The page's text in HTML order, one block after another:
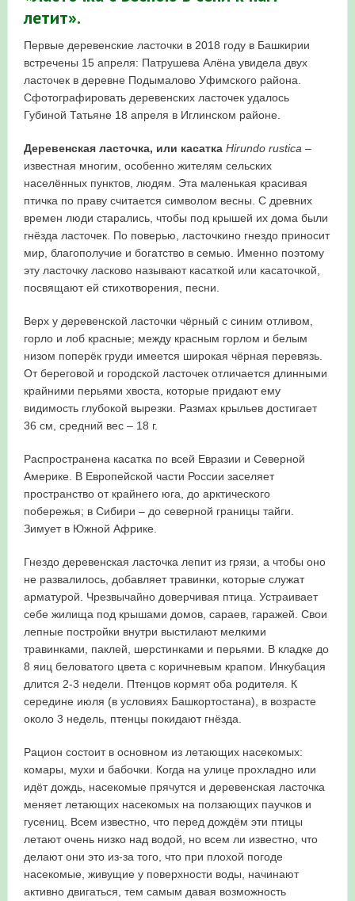
в Республике Башкортостан в 2026 году
летит».
Первые деревенские ласточки в 2018 году в Башкирии
встречены 15 апреля: Патрушева Алёна увидела двух
ласточек в деревне Подымалово Уфимского района.
Сфотографировать деревенских ласточек удалось
Губиной Татьяне 18 апреля в Иглинском районе.
Деревенская ласточка, или касатка Hirundo rustica –
известная многим, особенно жителям сельских
населённых пунктов, людям. Эта маленькая красивая
птичка по праву считается символом весны. С древних
времен люди старались, чтобы под крышей их дома были
гнёзда ласточек. По поверью, ласточкино гнездо приносит
мир, благополучие и богатство в семью. Именно поэтому
эту ласточку ласково называют касаткой или касаточкой,
посвящают ей стихотворения, песни.
Верх у деревенской ласточки чёрный с синим отливом,
горло и лоб красные; между красным горлом и белым
низом поперёк груди имеется широкая чёрная перевязь.
От береговой и городской ласточек отличается длинными
крайними перьями хвоста, которые придают ему
видимость глубокой вырезки. Размах крыльев достигает
36 см, средний вес – 18 г.
Распространена касатка по всей Евразии и Северной
Америке. В Европейской части России заселяет
пространство от крайнего юга, до арктического
побережья; в Сибири – до северной границы тайги.
Зимует в Южной Африке.
Гнездо деревенская ласточка лепит из грязи, а чтобы оно
не развалилось, добавляет травинки, которые служат
арматурой. Чрезвычайно доверчивая птица. Устраивает
себе жилища под крышами домов, сараев, гаражей. Свои
лепные постройки внутри выстилают мелкими
травинками, паклей, шерстинками и перьями. В кладке до
8 яиц беловатого цвета с коричневым крапом. Инкубация
длится 2-3 недели. Птенцов кормят оба родителя. К
середине июля (в условиях Башкортостана), в возрасте
около 3 недель, птенцы покидают гнёзда.
Рацион состоит в основном из летающих насекомых:
комары, мухи и бабочки. Когда на улице прохладно или
идёт дождь, насекомые прячутся и деревенская ласточка
меняет летающих насекомых на ползающих паучков и
гусениц. Всем известно, что перед дождём эти птицы
летают очень низко над водой, но всем ли известно, что
делают они это из-за того, что при плохой погоде
насекомые, живущие у поверхности воды, начинают
активно двигаться, тем самым давая возможность